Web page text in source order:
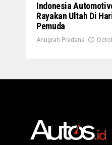
Indonesia
Rayakan Ultah Di
Pemuda
Anugrah Pradana